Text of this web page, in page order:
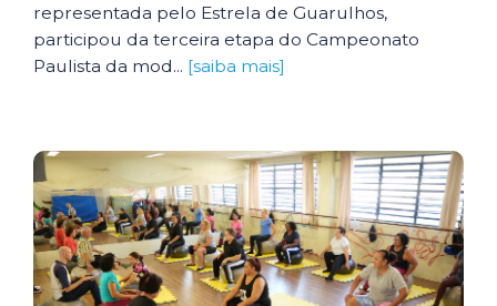
representada pelo Estrela de Guarulhos,
participou da terceira etapa do Campeonato
Paulista da mod... [saiba mais]